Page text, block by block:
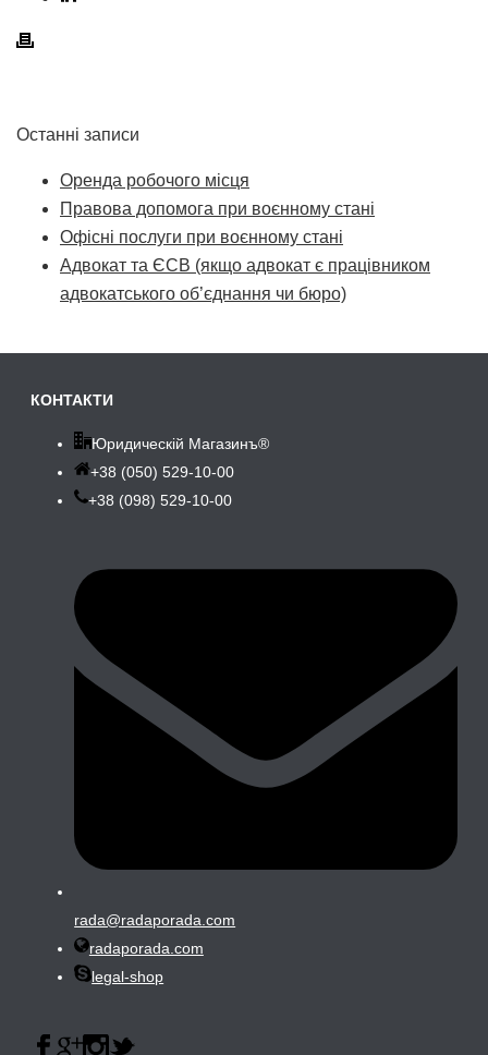
Останні записи
Оренда робочого місця
Правова допомога при воєнному стані
Офісні послуги при воєнному стані
Адвокат та ЄСВ (якщо адвокат є працівником
адвокатського об’єднання чи бюро)
КОНТАКТИ
Юридическій Магазинъ®
+38 (050) 529-10-00
+38 (098) 529-10-00
rada@radaporada.com
radaporada.com
legal-shop